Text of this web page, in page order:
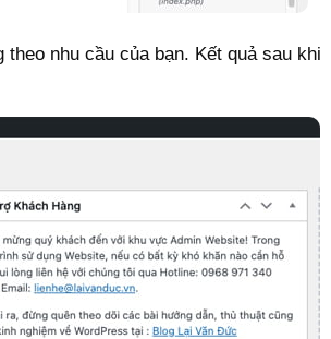
nhu cầu của bạn. Kết quả sau khi